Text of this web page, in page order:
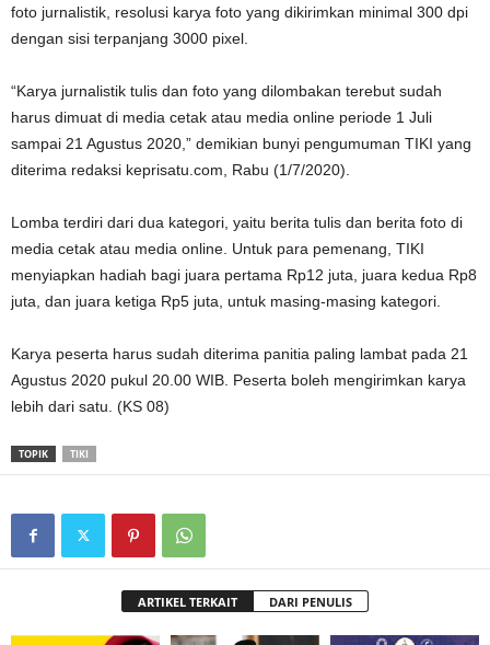
foto jurnalistik, resolusi karya foto yang dikirimkan minimal 300 dpi
dengan sisi terpanjang 3000 pixel.
“Karya jurnalistik tulis dan foto yang dilombakan terebut sudah
harus dimuat di media cetak atau media online periode 1 Juli
sampai 21 Agustus 2020,” demikian bunyi pengumuman TIKI yang
diterima redaksi keprisatu.com, Rabu (1/7/2020).
Lomba terdiri dari dua kategori, yaitu berita tulis dan berita foto di
media cetak atau media online. Untuk para pemenang, TIKI
menyiapkan hadiah bagi juara pertama Rp12 juta, juara kedua Rp8
juta, dan juara ketiga Rp5 juta, untuk masing-masing kategori.
Karya peserta harus sudah diterima panitia paling lambat pada 21
Agustus 2020 pukul 20.00 WIB. Peserta boleh mengirimkan karya
lebih dari satu. (KS 08)
TOPIK TIKI
ARTIKEL TERKAIT DARI PENULIS